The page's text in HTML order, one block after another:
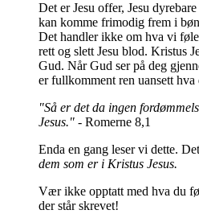
Det er Jesu offer, Jesu
kan komme frimodig frem i
Det handler ikke om hva vi
rett og slett Jesu blod. Kristus
Gud. Når Gud ser på deg
er fullkomment ren uansett
"Så er det da ingen
Jesus." - Romerne 8,1
Enda en gang leser vi dette.
dem som er i Kristus Jesus.
Vær ikke opptatt med hva du
der står skrevet!